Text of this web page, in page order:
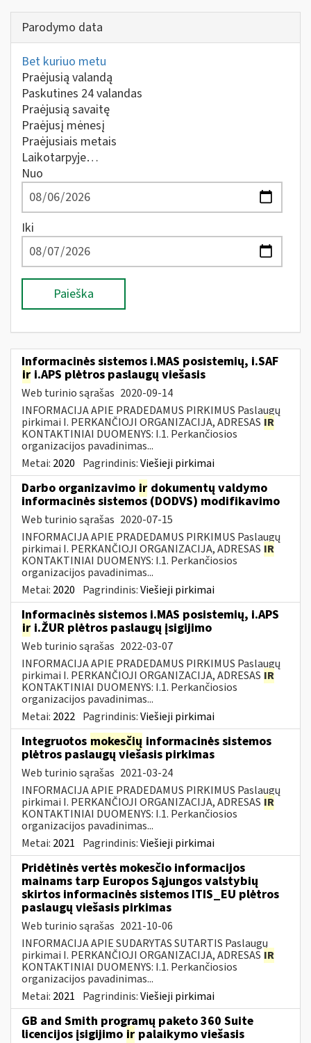
Parodymo data
Bet kuriuo metu
Praėjusią valandą
Paskutines 24 valandas
Praėjusią savaitę
Praėjusį mėnesį
Praėjusiais metais
Laikotarpyje…
Nuo
Iki
Paieška
Informacinės sistemos i.MAS posistemių, i.SAF
ir i.APS plėtros paslaugų viešasis
Web turinio sąrašas 2020-09-14
INFORMACIJA APIE PRADEDAMUS PIRKIMUS Paslaugų
pirkimai I. PERKANČIOJI ORGANIZACIJA, ADRESAS IR
KONTAKTINIAI DUOMENYS: I.1. Perkančiosios
organizacijos pavadinimas...
Metai: 2020 Pagrindinis:Viešieji pirkimai
Darbo organizavimo ir dokumentų valdymo
informacinės sistemos (DODVS) modifikavimo
Web turinio sąrašas 2020-07-15
INFORMACIJA APIE PRADEDAMUS PIRKIMUS Paslaugų
pirkimai I. PERKANČIOJI ORGANIZACIJA, ADRESAS IR
KONTAKTINIAI DUOMENYS: I.1. Perkančiosios
organizacijos pavadinimas...
Metai: 2020 Pagrindinis:Viešieji pirkimai
Informacinės sistemos i.MAS posistemių, i.APS
ir i.ŽUR plėtros paslaugų įsigijimo
Web turinio sąrašas 2022-03-07
INFORMACIJA APIE PRADEDAMUS PIRKIMUS Paslaugų
pirkimai I. PERKANČIOJI ORGANIZACIJA, ADRESAS IR
KONTAKTINIAI DUOMENYS: I.1. Perkančiosios
organizacijos pavadinimas...
Metai: 2022 Pagrindinis:Viešieji pirkimai
Integruotos mokesčių informacinės sistemos
plėtros paslaugų viešasis pirkimas
Web turinio sąrašas 2021-03-24
INFORMACIJA APIE PRADEDAMUS PIRKIMUS Paslaugų
pirkimai I. PERKANČIOJI ORGANIZACIJA, ADRESAS IR
KONTAKTINIAI DUOMENYS: I.1. Perkančiosios
organizacijos pavadinimas...
Metai: 2021 Pagrindinis:Viešieji pirkimai
Pridėtinės vertės mokesčio informacijos
mainams tarp Europos Sąjungos valstybių
skirtos informacinės sistemos ITIS_EU plėtros
paslaugų viešasis pirkimas
Web turinio sąrašas 2021-10-06
INFORMACIJA APIE SUDARYTAS SUTARTIS Paslaugų
pirkimai I. PERKANČIOJI ORGANIZACIJA, ADRESAS IR
KONTAKTINIAI DUOMENYS: I.1. Perkančiosios
organizacijos pavadinimas...
Metai: 2021 Pagrindinis:Viešieji pirkimai
GB and Smith programų paketo 360 Suite
licencijos įsigijimo ir palaikymo viešasis